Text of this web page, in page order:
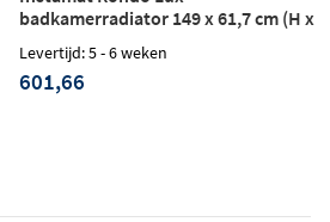
badkamerradiator 149 x 61,7 cm (H x
Levertijd: 5 - 6 weken
601,66